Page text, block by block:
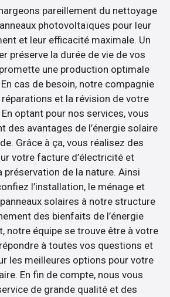
pareillement du nettoyage
photovoltaïques pour leur
et leur efficacité maximale. Un
préserve la durée de vie de vos
une production optimale
cas de besoin, notre compagnie
et la révision de votre
optant pour nos services, vous
des avantages de l’énergie solaire
Grâce à ça, vous réalisez des
votre facture d’électricité et
préservation de la nature. Ainsi
l’installation, le ménage et
solaires à notre structure
des bienfaits de l’énergie
notre équipe se trouve être à votre
à toutes vos questions et
les meilleures options pour votre
En fin de compte, nous vous
de grande qualité et des